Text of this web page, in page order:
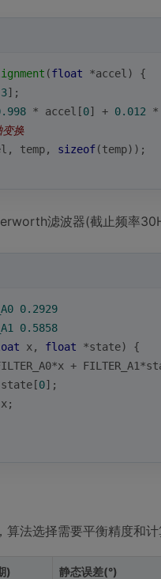
(float *accel)
{
3];
* accel[0] + 0.012 *
换
temp, sizeof(temp));
滤波器(截止频率
0.2929
0.5858
x, float *state)
{
+
0];
算法选择需要平衡精度和
) 静态误差(°)